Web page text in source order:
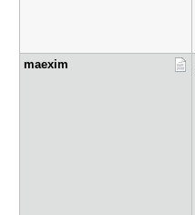
maexim